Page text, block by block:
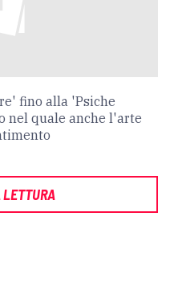
fino alla 'Psiche
nel quale anche l'arte
LETTURA